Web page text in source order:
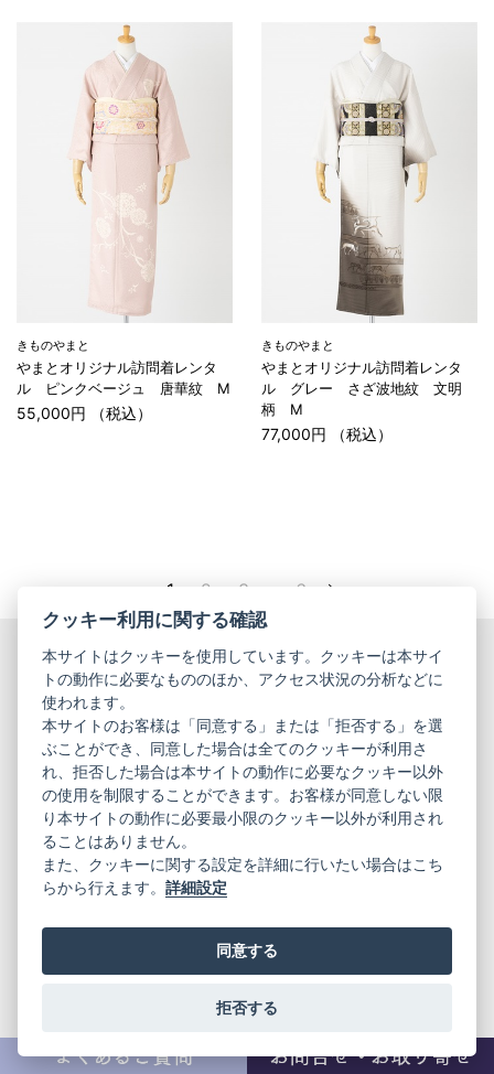
きものやまと
やまとオリジナル訪問着レンタ
ル ピンクベージュ 唐華紋 M
55,000円 （税込）
きものやまと
やまとオリジナル訪問着レンタ
ル グレー さざ波地紋 文明
柄 M
77,000円 （税込）
1 2 3 6
ご不明な点・ご要望等は、
ご相談ください。
お電話でのお
問い合わせ
LINEでのお
問い合わせ
メールでのお
問い合わせ
各店舗へ直接
お問い合わせ
コンシェルジュ スタッフ紹介
クッキー利用に関する確認
本サイトはクッキーを使用しています。クッキーは本サイ
トの動作に必要なもののほか、アクセス状況の分析などに
使われます。
本サイトのお客様は「同意する」または「拒否する」を選
ぶことができ、同意した場合は全てのクッキーが利用さ
れ、拒否した場合は本サイトの動作に必要なクッキー以外
の使用を制限することができます。お客様が同意しない限
り本サイトの動作に必要最小限のクッキー以外が利用され
ることはありません。
また、クッキーに関する設定を詳細に行いたい場合はこち
らから行えます。詳細設定
同意する
拒否する